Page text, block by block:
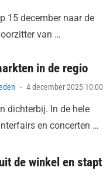
15 december naar de
van …
in de regio
Posted
4 december 2025 10:00
dichterbij. In de hele
en concerten …
de winkel en stapt